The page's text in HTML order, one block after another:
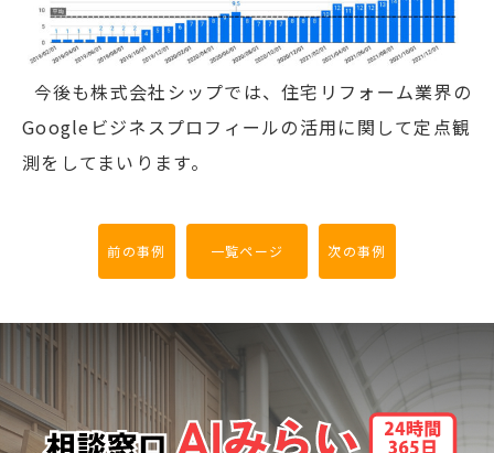
今後も株式会社シップでは、住宅リフォーム業界の
Googleビジネスプロフィールの活用に関して定点観
測をしてまいります。
前の事例 一覧ページ 次の事例